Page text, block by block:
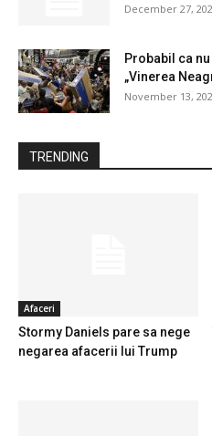
December 27,
Probabil ca
„Vinerea
November 13,
TRENDING
Afaceri
Stormy Daniels pare sa nege
negarea afacerii lui Trump